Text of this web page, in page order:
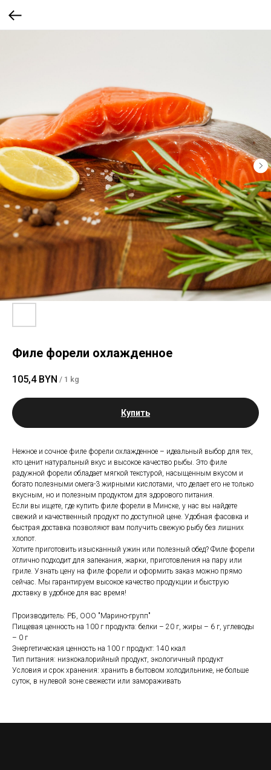
Филе форели охлажденное
105,4 BYN / 1 kg
Купить
Нежное и сочное филе форели охлажденное – идеальный выбор для тех,
кто ценит натуральный вкус и высокое качество рыбы. Это филе
радужной форели обладает мягкой текстурой, насыщенным вкусом и
богато полезными омега-3 жирными кислотами, что делает его не только
вкусным, но и полезным продуктом для здорового питания.
Если вы ищете, где купить филе форели в Минске, у нас вы найдете
свежий и качественный продукт по доступной цене. Удобная фасовка и
быстрая доставка позволяют вам получить свежую рыбу без лишних
хлопот.
Хотите приготовить изысканный ужин или полезный обед? Филе форели
отлично подходит для запекания, жарки, приготовления на пару или
гриле. Узнать цену на филе форели и оформить заказ можно прямо
сейчас. Мы гарантируем высокое качество продукции и быструю
доставку в удобное для вас время!
Производитель: РБ, ООО "Марино-групп"
Пищевая ценность на 100 г продукта: белки – 20 г, жиры – 6 г, углеводы
– 0 г
Энергетическая ценность на 100 г продукт: 140 ккал
Тип питания: низкокалорийный продукт, экологичный продукт
Условия и срок хранения: хранить в бытовом холодильнике, не больше
суток, в нулевой зоне свежести или замораживать